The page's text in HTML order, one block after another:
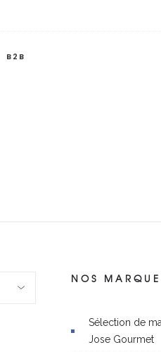
B2B
NOS
Sélection de
Jose Gourmet